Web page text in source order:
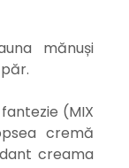
mănuși
(MIX
cremă
creama